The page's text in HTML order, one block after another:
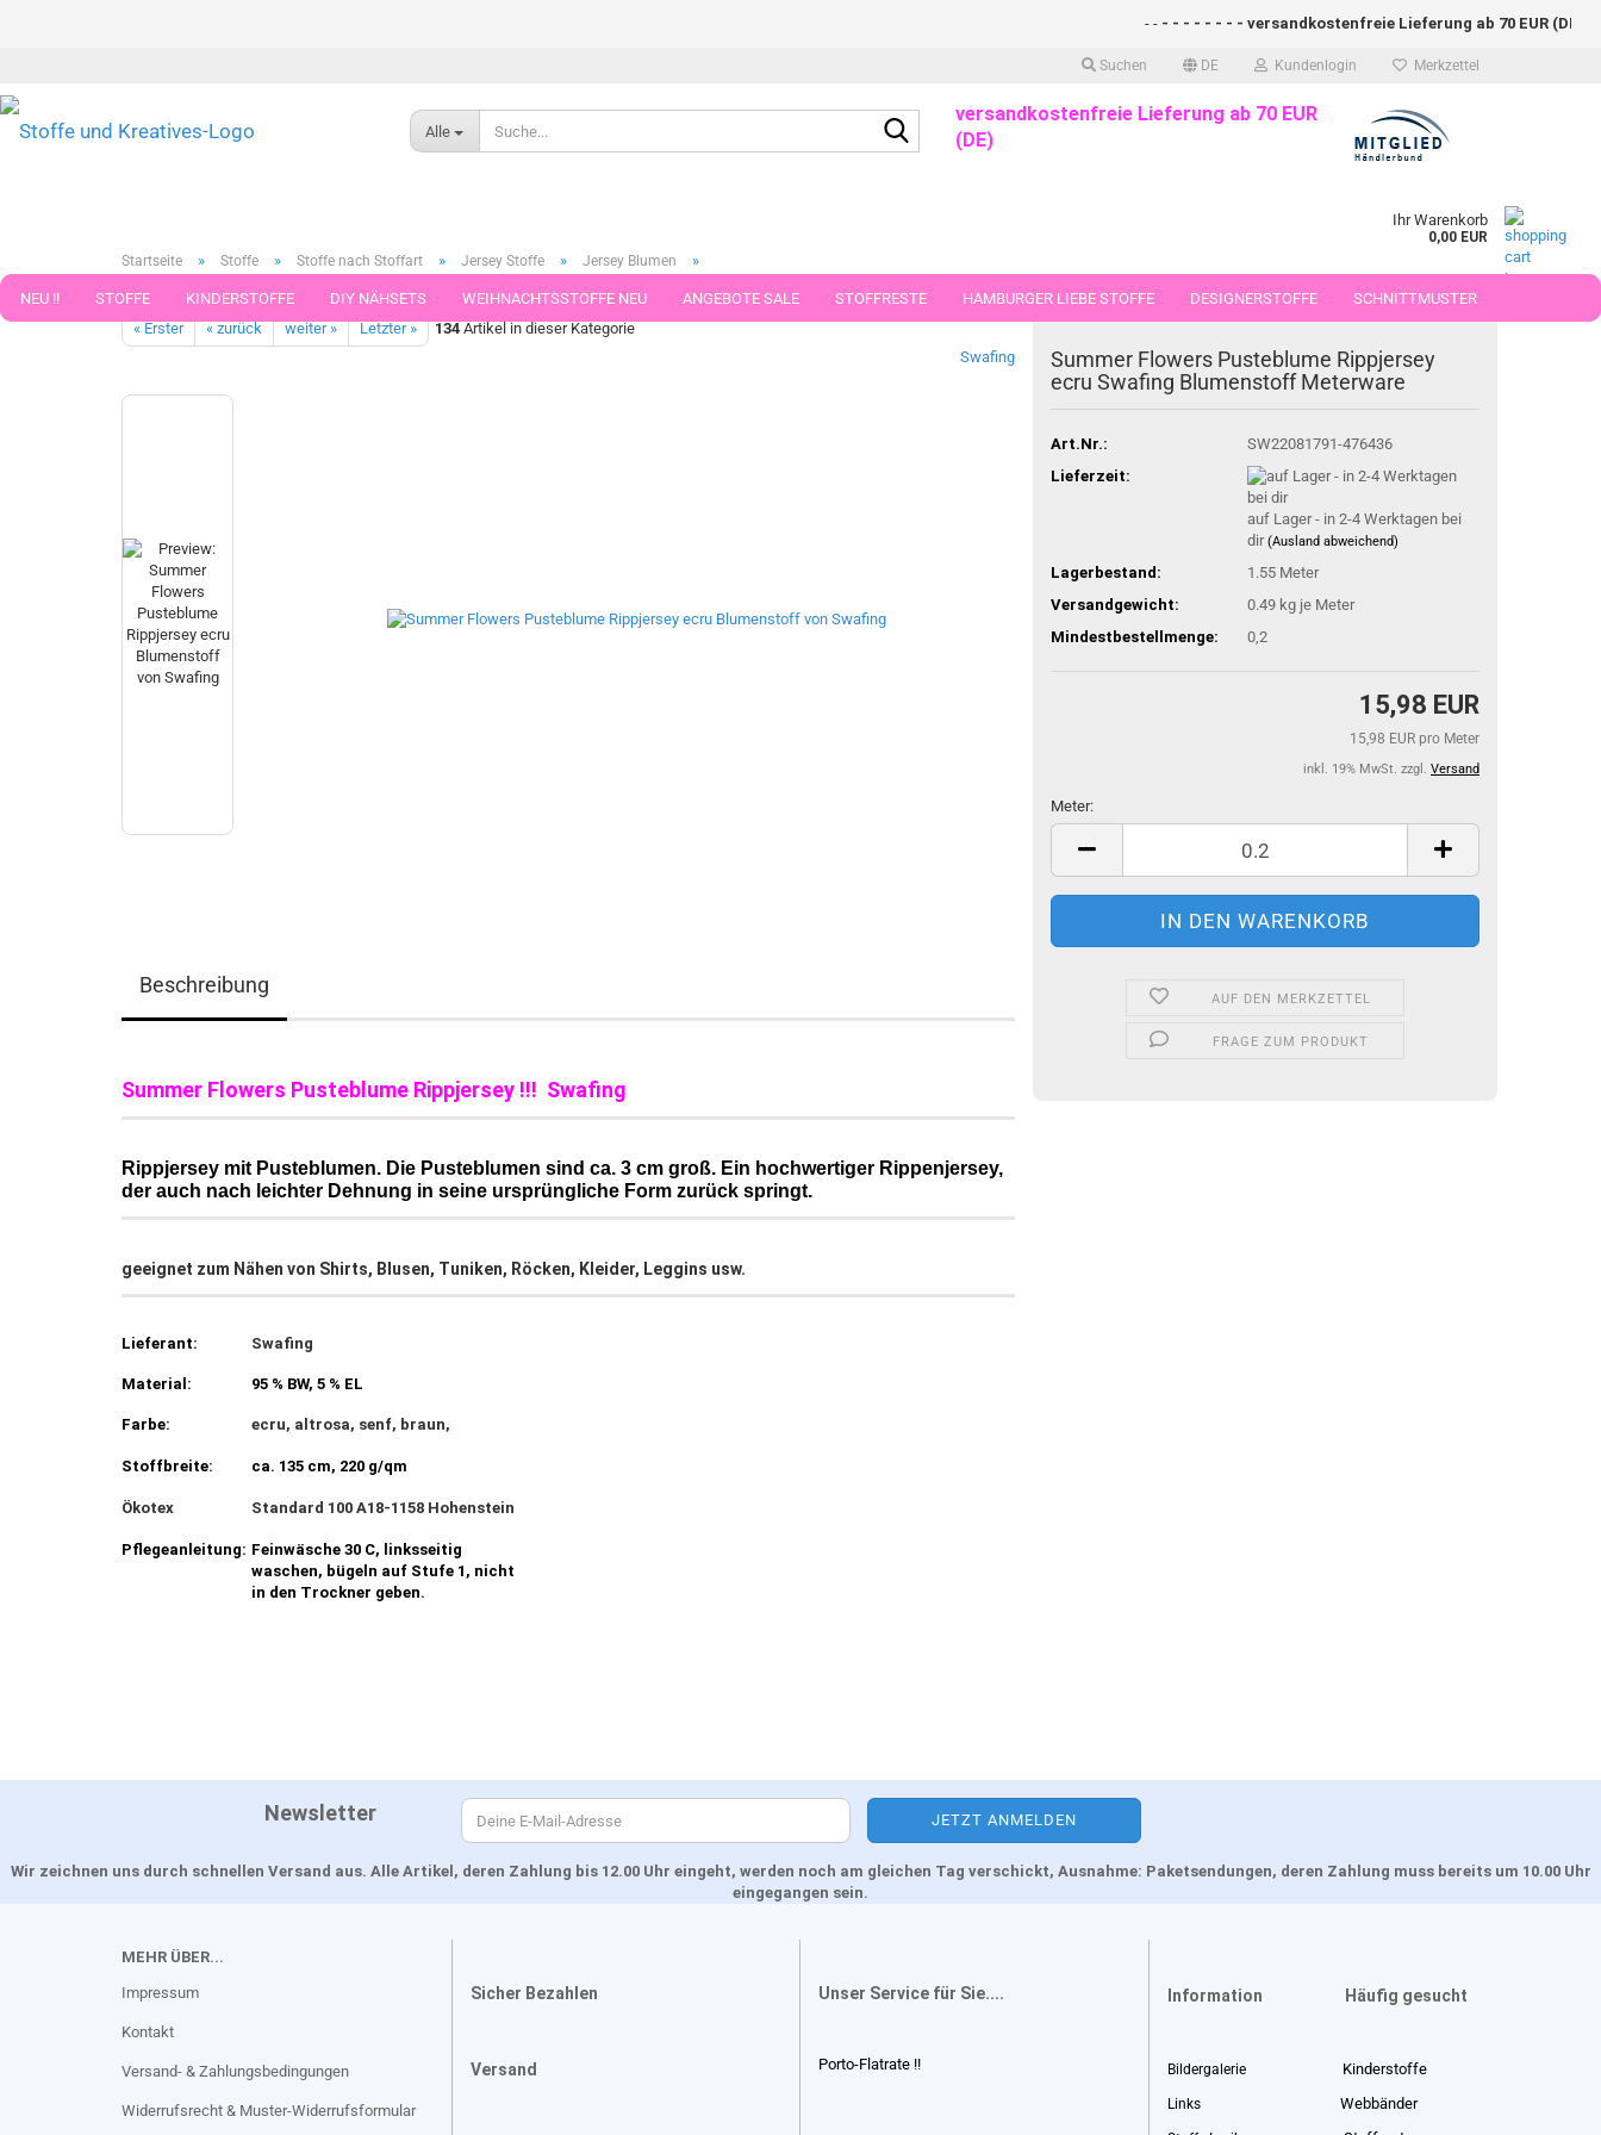
Suchen DE Kundenlogin Merkzettel
- - - - - - - - versandkostenfreie Lieferung ab 70 EUR (DE)-
Alle
Suche...versandkostenfreie Lieferung ab 70 EUR
(DE)
Ihr Warenkorb
0,00 EUR
NEU !! STOFFE KINDERSTOFFE DIY NÄHSETS WEIHNACHTSSTOFFE NEU ANGEBOTE SALE STOFFRESTE HAMBURGER LIEBE STOFFE DESIGNERSTOFFE SCHNITTMUSTER
WEBBAND WEBBÄNDER NÄHZUBEHÖR WOLLE UND ZUBEHÖR STOFFE IN STÜCKEN VON 25 UND 50 CM
Startseite » Stoffe » Stoffe nach Stoffart » Jersey Stoffe » Jersey Blumen »
« Erster « zurück weiter » Letzter » 134 Artikel in dieser Kategorie
Swafing
Summer Flowers Pusteblume Rippjersey
ecru Swafing Blumenstoff Meterware
Art.Nr.:
SW22081791-476436
Lieferzeit:
auf Lager - in 2-4 Werktagen bei
dir(Ausland abweichend)
Lagerbestand: 1.55 Meter
Versandgewicht:
0.49 kg je Meter
Mindestbestellmenge:
0,2
15,98 EUR
15,98 EUR pro Meter
inkl. 19% MwSt. zzgl. Versand
Meter:
Meter
AUF DEN MERKZETTEL
FRAGE ZUM PRODUKT
Beschreibung
Summer Flowers Pusteblume Rippjersey !!! Swafing
Rippjersey mit Pusteblumen. Die Pusteblumen sind ca. 3 cm groß. Ein hochwertiger Rippenjersey,
der auch nach leichter Dehnung in seine ursprüngliche Form zurück springt.
geeignet zum Nähen von Shirts, Blusen, Tuniken, Röcken, Kleider, Leggins usw.
Lieferant: Swafing
Material: 95 % BW, 5 % EL
Farbe: ecru, altrosa, senf, braun,
Stoffbreite: ca. 135 cm, 220 g/qm
Ökotex Standard 100 A18-1158 Hohenstein
Pflegeanleitung: Feinwäsche 30 C, linksseitig
waschen, bügeln auf Stufe 1, nicht
in den Trockner geben.
Newsletter
Wir zeichnen uns durch schnellen Versand aus. Alle Artikel, deren Zahlung bis 12.00 Uhr eingeht, werden noch am gleichen Tag verschickt, Ausnahme: Paketsendungen, deren Zahlung muss bereits um 10.00 Uhr
eingegangen sein.
MEHR ÜBER...
Impressum
Kontakt
Versand- & Zahlungsbedingungen
Widerrufsrecht & Muster-Widerrufsformular
Sicher Bezahlen
Versand
Unser Service für Sie....
Porto-Flatrate !!
Information Häufig gesucht
Bildergalerie Kinderstoffe
Links Webbänder